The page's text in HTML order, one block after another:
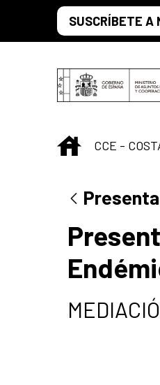
Saltar al contenido principal
SUSCRÍBETE A
INICIO
CCE -